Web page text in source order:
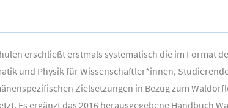
erschließt erstmals systematisch die im Format
und Physik für Wissenschaftler*innen,
Zielsetzungen in Bezug zum
Es ergänzt das 2016 herausgegebene Handbuch